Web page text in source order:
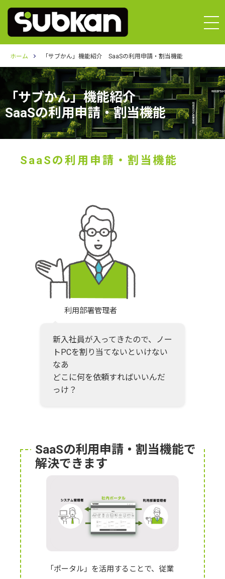
ホーム 「サブかん」機能紹介 SaaSの利用申請・割当機能
「サブかん」機能紹介
SaaSの利用申請・割当機能
SaaSの利用申請・割当機能
利用部署管理者
新入社員が入ってきたので、ノー
トPCを割り当てないといけない
なあ
どこに何を依頼すればいいんだ
っけ？
SaaSの利用申請・割当機能で
解決できます
「ポータル」を活用することで、従業